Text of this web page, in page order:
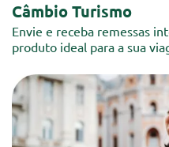
Câmbio Turismo
Envie e receba remessas
produto ideal para a sua